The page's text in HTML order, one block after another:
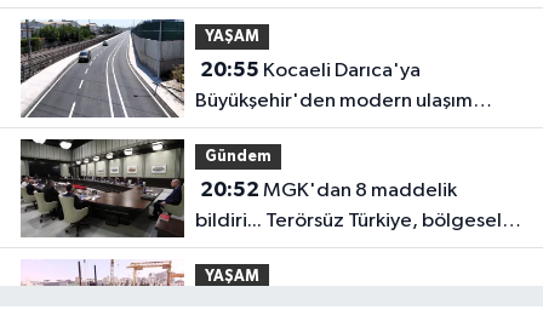
yolculuğunda yeni dönem
YAŞAM
20:55
Büyükşehir'den modern ulaşım
yatırımı
Gündem
20:52
bildiri... Terörsüz Türkiye, bölgesel
güvenlik ve Gazze mesajı
YAŞAM